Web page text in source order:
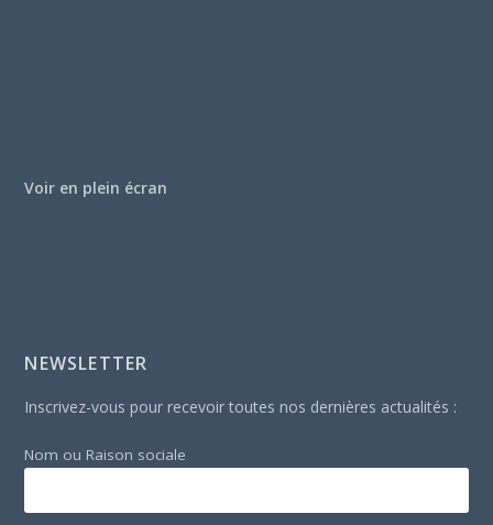
Voir en plein écran
NEWSLETTER
Inscrivez-vous pour recevoir toutes nos dernières actualités :
Nom ou Raison sociale